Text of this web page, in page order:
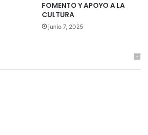
FOMENTO Y APOYO A LA
CULTURA
junio 7, 2025